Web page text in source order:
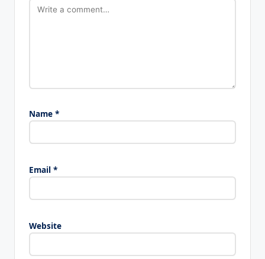
Name *
Email *
Website